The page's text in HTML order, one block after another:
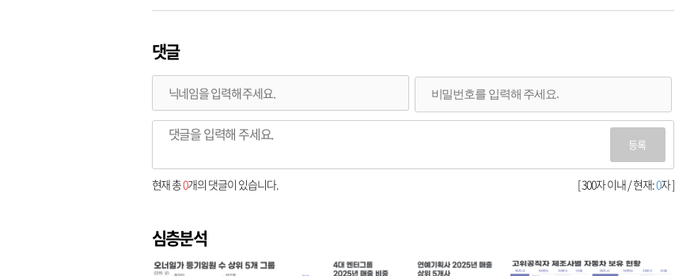
댓글
등록
[ 300자 이내 / 현재:0자 ]
현재 총0개의 댓글이 있습니다.
심층분석